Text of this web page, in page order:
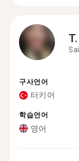
T.
구사언어
터키어
학습언어
영어